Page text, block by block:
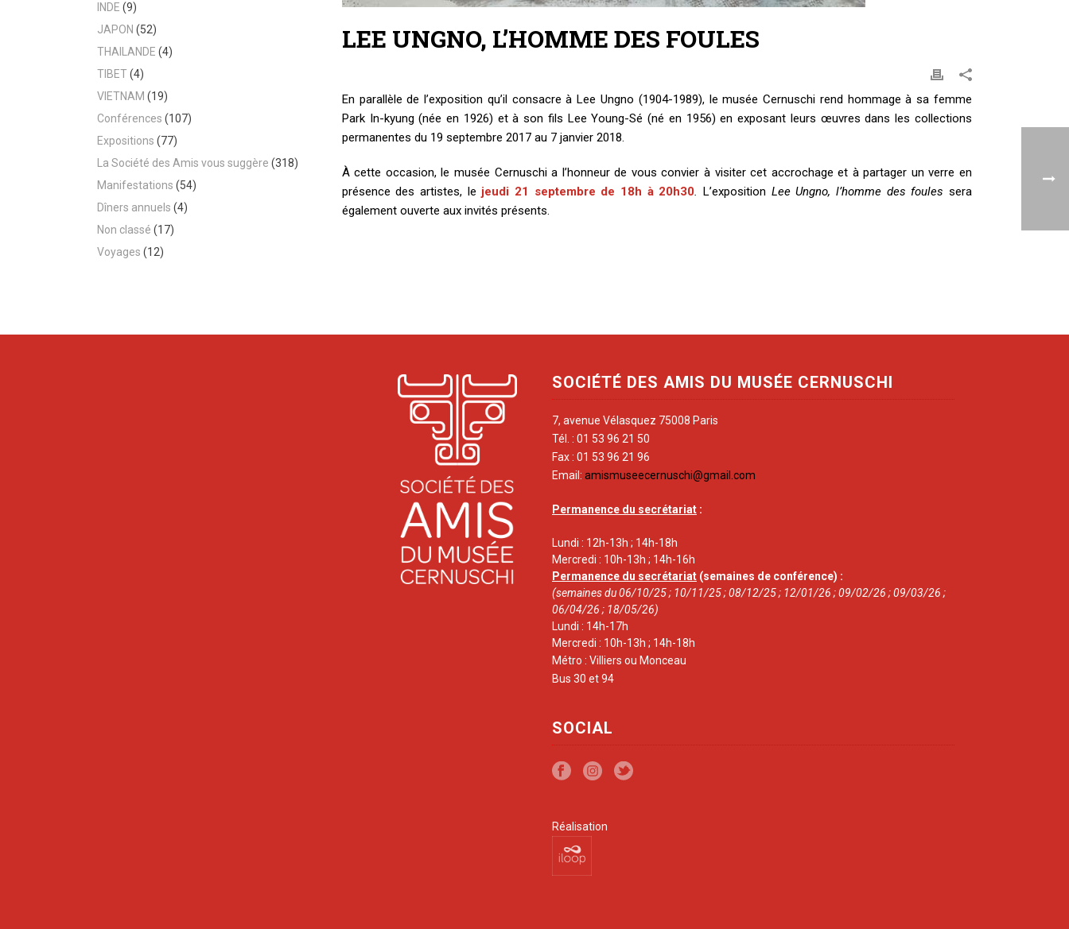
LEE UNGNO, L’HOMME DES FOULES
En parallèle de l’exposition qu’il consacre à Lee Ungno (1904-1989), le musée Cernuschi rend hommage à sa femme
Park In-kyung (née en 1926) et à son fils Lee Young-Sé (né en 1956) en exposant leurs œuvres dans les collections
permanentes du 19 septembre 2017 au 7 janvier 2018.
À cette occasion, le musée Cernuschi a l’honneur de vous convier à visiter cet accrochage et à partager un verre en
présence des artistes, le jeudi 21 septembre de 18h à 20h30.L’exposition Lee Ungno, l’homme des foules sera
également ouverte aux invités présents.
INDE (9)
JAPON (52)
THAILANDE (4)
TIBET(4)
VIETNAM (19)
Conférences (107)
Expositions (77)
La Société des Amis vous suggère (318)
Manifestations (54)
Dîners annuels (4)
Non classé (17)
Voyages (12)
SOCIÉTÉ DES AMIS DU MUSÉE CERNUSCHI
7, avenue Vélasquez 75008 Paris
Tél. : 01 53 96 21 50
Fax : 01 53 96 21 96
Email: amismuseecernuschi@gmail.com
Permanence du secrétariat :
Lundi : 12h-13h ; 14h-18h
Mercredi : 10h-13h ; 14h-16h
Permanence du secrétariat (semaines de conférence) :
(semaines du 06/10/25 ; 10/11/25 ; 08/12/25 ; 12/01/26 ; 09/02/26 ; 09/03/26 ;
06/04/26 ; 18/05/26)
Lundi : 14h-17h
Mercredi : 10h-13h ; 14h-18h
Métro : Villiers ou Monceau
Bus 30 et 94
SOCIAL
Réalisation